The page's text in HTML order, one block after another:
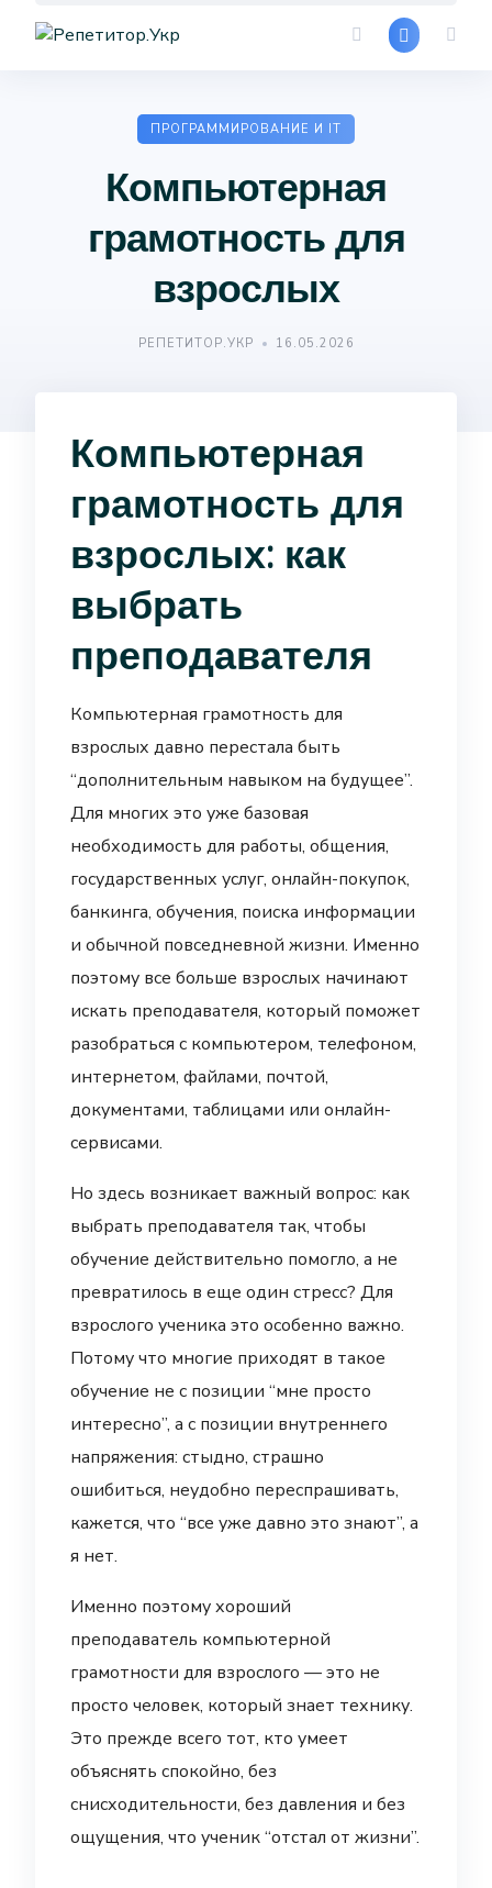
ПРОГРАММИРОВАНИЕ И IT
Компьютерная
грамотность для
взрослых
РЕПЕТИТОР.УКР 16.05.2026
Компьютерная
грамотность для
взрослых: как
выбрать
преподавателя
Компьютерная грамотность для
взрослых давно перестала быть
“дополнительным навыком на будущее”.
Для многих это уже базовая
необходимость для работы, общения,
государственных услуг, онлайн-покупок,
банкинга, обучения, поиска информации
и обычной повседневной жизни. Именно
поэтому все больше взрослых начинают
искать преподавателя, который поможет
разобраться с компьютером, телефоном,
интернетом, файлами, почтой,
документами, таблицами или онлайн-
сервисами.
Но здесь возникает важный вопрос: как
выбрать преподавателя так, чтобы
обучение действительно помогло, а не
превратилось в еще один стресс? Для
взрослого ученика это особенно важно.
Потому что многие приходят в такое
обучение не с позиции “мне просто
интересно”, а с позиции внутреннего
напряжения: стыдно, страшно
ошибиться, неудобно переспрашивать,
кажется, что “все уже давно это знают”, а
я нет.
Именно поэтому хороший
преподаватель компьютерной
грамотности для взрослого — это не
просто человек, который знает технику.
Это прежде всего тот, кто умеет
объяснять спокойно, без
снисходительности, без давления и без
ощущения, что ученик “отстал от жизни”.